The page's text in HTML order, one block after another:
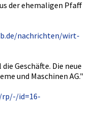
der ehemaligen­ Pfaff
nachri­chten/wirt­
Geschäfte.­ Die neue
und Maschinen AG."
­rp/-/id=16­